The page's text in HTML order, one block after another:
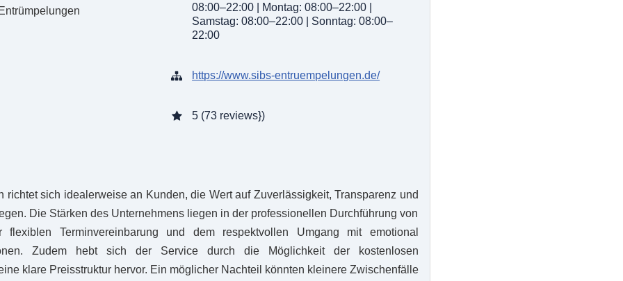
08:00–22:00 | Montag: 08:00–22:00 |
Samstag: 08:00–22:00 | Sonntag: 08:00–
22:00
https://www.sibs-entruempelungen.de/
5 (73 reviews})
richtet sich idealerweise an Kunden, die Wert auf Zuverlässigkeit, Transparenz und
Die Stärken des Unternehmens liegen in der professionellen Durchführung von
flexiblen Terminvereinbarung und dem respektvollen Umgang mit emotional
Zudem hebt sich der Service durch die Möglichkeit der kostenlosen
klare Preisstruktur hervor. Ein möglicher Nachteil könnten kleinere Zwischenfälle